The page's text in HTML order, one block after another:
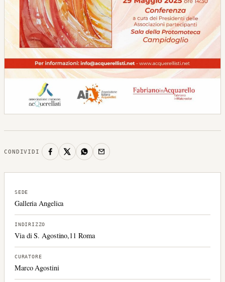
CONDIVIDI
SEDE
Galleria Angelica
INDIRIZZO
Via di S. Agostino,11 Roma
CURATORE
Marco Agostini